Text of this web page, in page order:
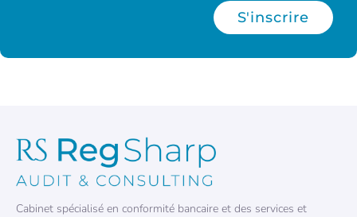
S'inscrire
Cabinet spécialisé en conformité bancaire et des services et